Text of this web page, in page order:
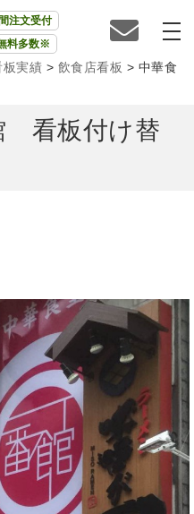
注文受付
料多数※
板実績 > 飲食店看板 > 中華食
看板付け替